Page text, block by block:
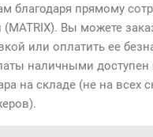
благодаря прямому
Вы можете
или оплатить ее
наличными доступен
на складе (не на всех